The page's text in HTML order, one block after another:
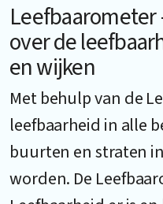
over de
en wijken
Met behulp van de
leefbaarheid in alle
buurten en straten
worden. De